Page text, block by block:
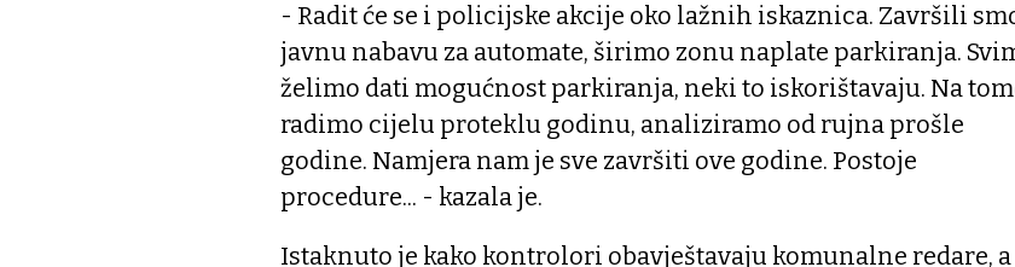
- Radit će se i policijske akcije oko lažnih iskaznica. Završili
javnu nabavu za automate, širimo zonu naplate parkiranja.
želimo dati mogućnost parkiranja, neki to iskorištavaju. Na
radimo cijelu proteklu godinu, analiziramo od rujna prošle
godine. Namjera nam je sve završiti ove godine. Postoje
procedure... - kazala je.
Istaknuto je kako kontrolori obavještavaju komunalne redare,